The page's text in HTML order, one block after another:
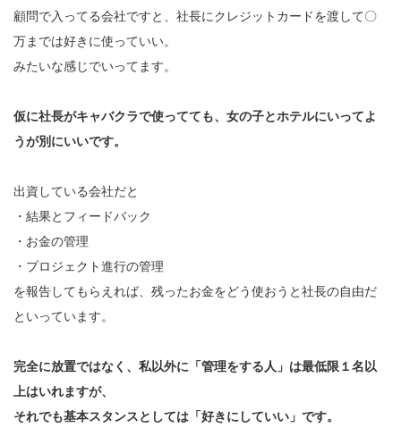
顧問で入ってる会社ですと、社長にクレジットカードを渡して〇
万までは好きに使っていい。
みたいな感じでいってます。
仮に社長がキャバクラで使ってても、女の子とホテルにいってよ
うが別にいいです。
出資している会社だと
・結果とフィードバック
・お金の管理
・プロジェクト進行の管理
を報告してもらえれば、残ったお金をどう使おうと社長の自由だ
といっています。
完全に放置ではなく、私以外に「管理をする人」は最低限１名以
上はいれますが、
それでも基本スタンスとしては「好きにしていい」です。